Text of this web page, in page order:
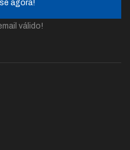
agora!
válido!